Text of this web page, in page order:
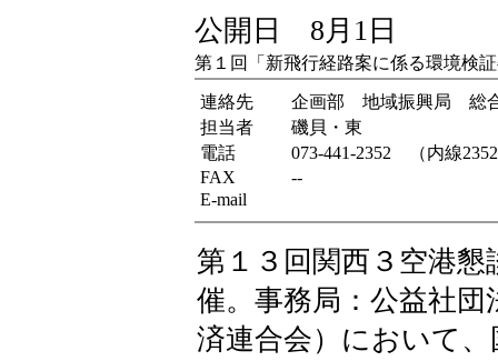
公開日 8月1日
第１回「新飛行経路案に係る環境検
連絡先
企画部 地域振興局 総
担当者
磯貝・東
電話
073-441-2352 （内線
FAX
--
E-mail
第１３回関西３空港
催。事務局：公益社団
済連合会）において